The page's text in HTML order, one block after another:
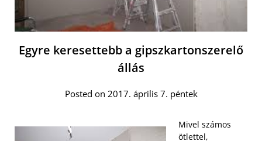
Egyre keresettebb a gipszkartonszerelő
állás
Posted on 2017. április 7. péntek
Mivel számos
ötlettel,